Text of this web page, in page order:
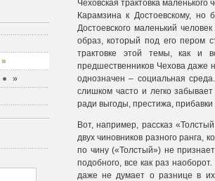
Чеховская трактовка
Карамзина к Достоевскому,
Достоевского маленький
образ, который под его пером
трактовке этой темы, как и
предшественников Чехова даже
однозначен – социальная
слишком часто и легко забывает
ради выгоды, престижа, прибавки
Вот, например, рассказ
двух чиновников разного ранга,
по чину («Толстый») не
подобного, все как раз
даже не думает о разнице в
»
»